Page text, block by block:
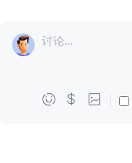
讨论...
  